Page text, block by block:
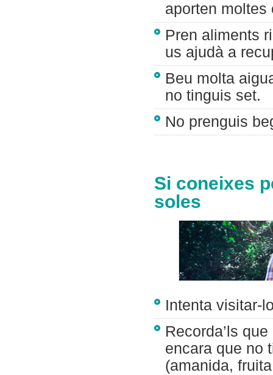
aporten moltes
Pren aliments
us ajudà a
Beu molta
no tinguis set.
No prenguis
Si coneixes
soles
Intenta visitar-
Recorda’ls
encara que no
(amanida,